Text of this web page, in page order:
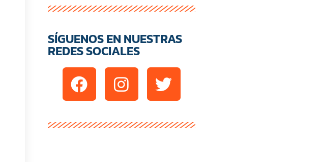
SÍGUENOS EN NUESTRAS
REDES SOCIALES